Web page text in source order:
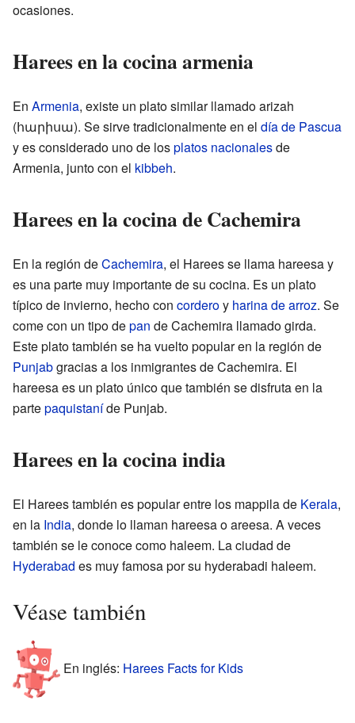
ocasiones.
Harees en la cocina armenia
En Armenia, existe un plato similar llamado arizah
(հարիսա). Se sirve tradicionalmente en el día de Pascua
y es considerado uno de losplatos nacionalesde
Armenia, junto con el kibbeh.
Harees en la cocina de Cachemira
En la región deCachemira, el Harees se llama hareesa y
es una parte muy importante de su cocina. Es un plato
típico de invierno, hecho con corderoy harina de arroz. Se
come con un tipo depan de Cachemira llamado girda.
Este plato también se ha vuelto popular en la región de
Punjabgracias a los inmigrantes de Cachemira. El
hareesa es un plato único que también se disfruta en la
partepaquistaníde Punjab.
Harees en la cocina india
El Harees también es popular entre los mappila de Kerala,
en la India, donde lo llaman hareesa o areesa. A veces
también se le conoce como haleem. La ciudad de
Hyderabad es muy famosa por su hyderabadi haleem.
Véase también
En inglés: Harees Facts for Kids